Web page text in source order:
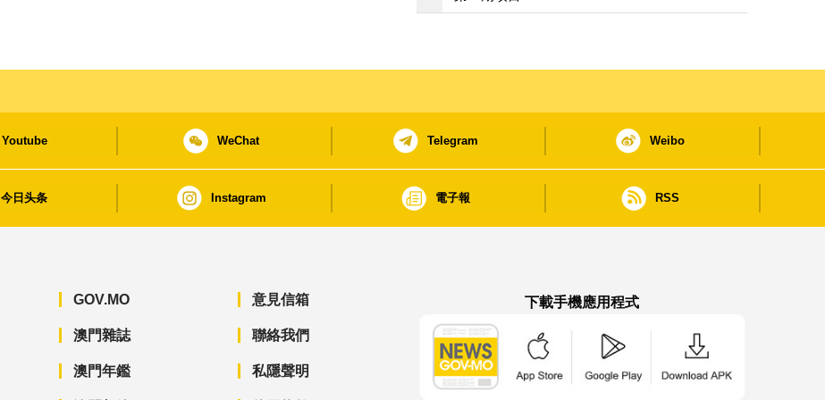
Youtube WeChat Telegram Weibo
今日头条 Instagram 電子報 RSS
GOV.MO
澳門雜誌
澳門年鑑
意見信箱
聯絡我們
私隱聲明
下載手機應用程式